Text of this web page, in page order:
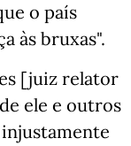
o país
às bruxas".
[juiz relator
ele e outros